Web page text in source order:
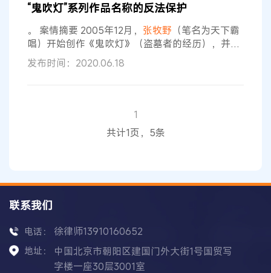
《鬼吹灯》系列小说的基础上创作出小说《摸金校
尉之九幽将军》（以下简称被控侵权小说），并由
北京新华先锋文化有限公司（以下简称先锋传媒
“鬼吹灯”系列作品名称的反法保护
。 案情摘要 2005年12月， 张牧野 （笔名为天下霸
唱）开始创作《鬼吹灯》（盗墓者的经历），并首
次在“天涯论坛”发表，以连载的形式发表了52章，
其后《鬼吹灯》（盗墓者的经历）剩余章节及《鬼
更新时间为2006年10月24日，共234章，《鬼吹
236章。 2007年1月
发布时间：2020.06.18
1
共计1页，5条
联系我们
电话： 徐律师13910160652
地址：
中国北京市朝阳区建国门外大街1号国贸写
字楼一座30层3001室